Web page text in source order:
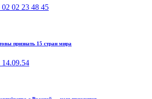
признать 15 стран мира